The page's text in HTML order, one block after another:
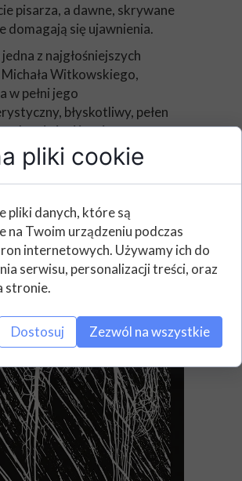
pisarza, a dawne, skrywane
domagają się ujawnienia.
z najgłośniejszych
Witkowskiego,
w pełni jego
błyskotliwy, pełen
opisów i ironicznego
styl pisania.
FELLINI NAKRĘCIŁ
DOSTALIBYŚMY
,,DRWALA”!
pliki cookie
pliki danych, które są
na Twoim urządzeniu podczas
internetowych. Używamy ich do
serwisu, personalizacji treści, oraz
stronie.
Dostosuj Zezwól na wszystkie